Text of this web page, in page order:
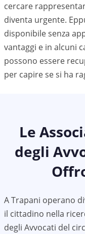
cercare
diventa urgente.
disponibile senza
vantaggi e in alcuni
possono essere
per capire se si ha
Le
degli
ATrapani operano
il cittadino nella
degli Avvocati del